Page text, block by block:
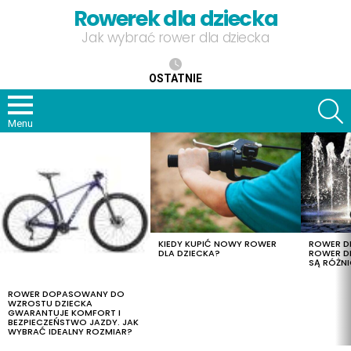
Rowerek dla dziecka
Jak wybrać rower dla dziecka
OSTATNIE
Menu
ROWER DOPASOWANY DO
WZROSTU DZIECKA
GWARANTUJE KOMFORT I
BEZPIECZEŃSTWO JAZDY. JAK
WYBRAĆ IDEALNY ROZMIAR?
KIEDY KUPIĆ NOWY ROWER
DLA DZIECKA?
ROWER
ROWER
SĄ